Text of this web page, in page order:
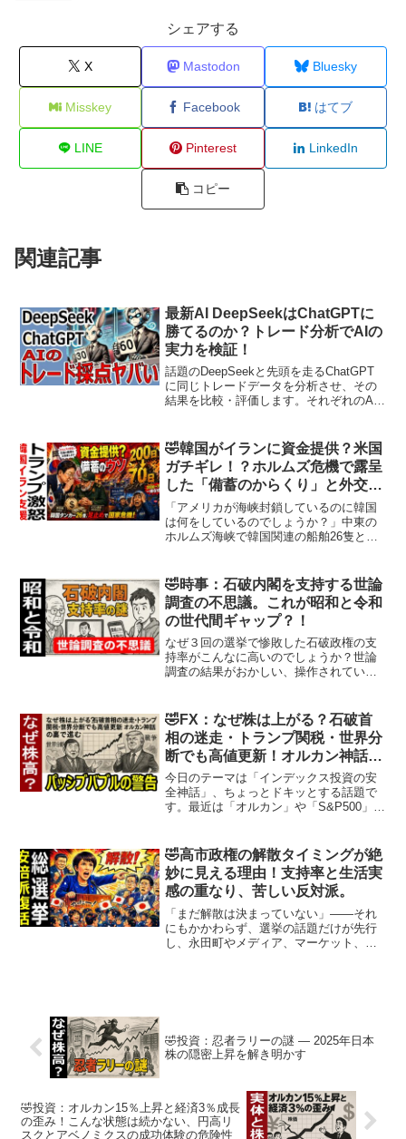
シェアする
X Mastodon Bluesky
Misskey Facebook はてブ
LINE Pinterest LinkedIn
コピー
関連記事
最新AI DeepSeekはChatGPTに
勝てるのか？トレード分析でAIの
実力を検証！
話題のDeepSeekと先頭を走るChatGPT
に同じトレードデータを分析させ、その
結果を比較・評価します。それぞれのAI
証します。DeepSeekは本当に優れたAI
な...
🤣韓国がイランに資金提供？米国
ガチギレ！？ホルムズ危機で露呈
した「備蓄のからくり」と外交の
危うさ
「アメリカが海峡封鎖しているのに韓国
は何をしているのでしょうか？」中東の
ホルムズ海峡で韓国関連の船舶26隻と船
ラン高官と直接会談を重ね、50万ドルの
支援まで検討する...
🤣時事：石破内閣を支持する世論
調査の不思議。これが昭和と令和
の世代間ギャップ？！
なぜ３回の選挙で惨敗した石破政権の支
持率がこんなに高いのでしょうか？世論
調査の結果がおかしい、操作されている
見ている高齢層にとっては、違和感が少
ないのかもしれません。こ...
🤣FX：なぜ株は上がる？石破首
相の迷走・トランプ関税・世界分
断でも高値更新！オルカン神話の
裏に潜むパッシブバブルの正体
今日のテーマは「インデックス投資の安
全神話」、ちょっとドキッとする話題で
す。最近は「オルカン」や「S&P500」を
散・低コスト」と言われれば、安心感も
あるし、投...
🤣高市政権の解散タイミングが絶
妙に見える理由！支持率と生活実
感の重なり、苦しい反対派。
「まだ解散は決まっていない」――それ
にもかかわらず、選挙の話題だけが先行
し、永田町やメディア、マーケット、さ
🤣投資：忍者ラリーの謎 — 2025年日本
株の隠密上昇を解き明かす
🤣投資：オルカン15％上昇と経済3％成長
の歪み！こんな状態は続かない、円高リ
スクとアベノミクスの成功体験の危険性